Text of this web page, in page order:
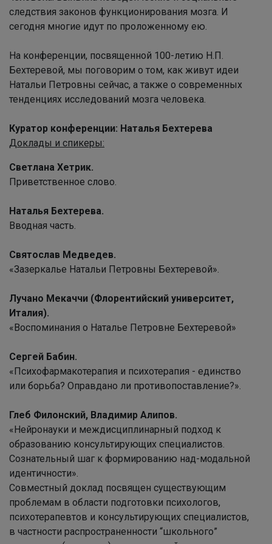
следствия законов функционирования мозга. И
сегодня многие идут по проложенному ею.
На конференции, посвященной 100-летию Н.П.
Бехтеревой, мы поговорим о том, как живут идеи
Натальи Петровны сейчас, а также о современных
тенденциях исследований мозга человека.
Куратор конференции: Наталья Бехтерева
Доклады и спикеры:
Светлана Хетрик.
Приветственное слово.
Наталья Бехтерева.
Вводная часть.
Святослав Медведев.
«Зазеркалье Натальи Петровны Бехтеревой».
Лучано Мекаччи (Флорентийский университет,
Италия).
«Воспоминания о Наталье Петровне Бехтеревой»
Сергей Бабин.
«Психофармакотерапия и психотерапия - единство
или борьба? Оправдано ли противопоставление?».
Глеб Филонский, Владимир Алипов.
«Нейронауки и междисциплинарный подход к
образованию консультирующих специалистов.
Сознательный шаг к формированию над-модальной
идентичности».
Совместный доклад посвящен существующим
проблемам в области подготовки психологов,
психотерапевтов и консультирующих специалистов,
в частности распространенности “школьного”